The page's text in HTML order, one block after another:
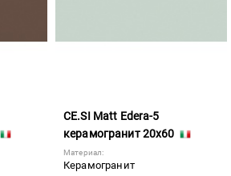
CE.SI Matt Edera-5
керамогранит 20x60
Материал:
Керамогранит